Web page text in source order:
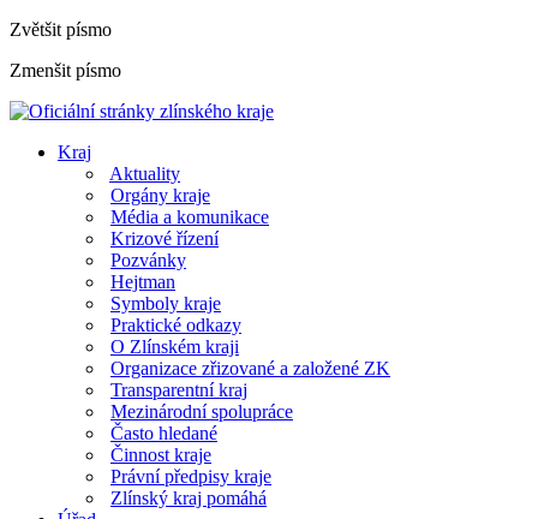
Zvětšit písmo
Zmenšit písmo
Kraj
Aktuality
Orgány kraje
Média a komunikace
Krizové řízení
Pozvánky
Hejtman
Symboly kraje
Praktické odkazy
O Zlínském kraji
Organizace zřizované a založené ZK
Transparentní kraj
Mezinárodní spolupráce
Často hledané
Činnost kraje
Právní předpisy kraje
Zlínský kraj pomáhá